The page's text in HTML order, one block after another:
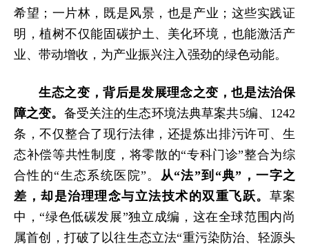
希望；一片林，既是风景，也是产业； 这些实践证
明，植树不仅能固碳护土、美化环境，也能激活产
业、带动增收，为产业振兴注入强劲的绿色动能。
生态之变，背后是发展理念之变，也是法治保
障之变。 备受关注的生态环境法典草案共5编、1242
条，不仅整合了现行法律，还提炼出排污许可、生
态补偿等共性制度，将零散的“专科门诊”整合为综
合性的“生态系统医院”。
从“法”到“典”，一字之
差，却是治理理念与立法技术的双重飞跃。 草案
中，“绿色低碳发展”独立成编，这在全球范围内尚
属首创，打破了以往生态立法“重污染防治、轻源头